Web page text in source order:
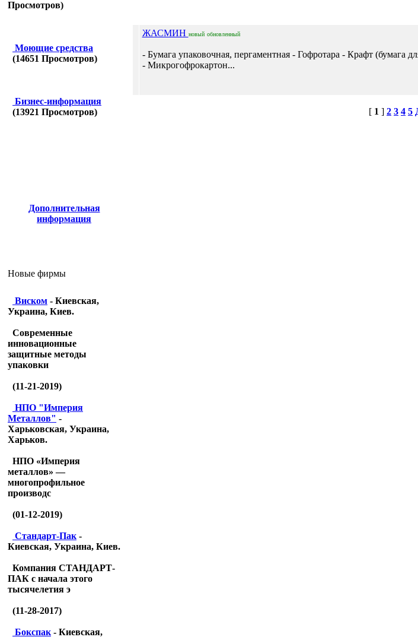
Просмотров)
Моющие средства
(14651 Просмотров)
Бизнес-информация
(13921 Просмотров)
Дополнительная
информация
Новые фирмы
Виском - Киевская,
Украина, Киев.
Современные
инновационные
защитные методы
упаковки
(11-21-2019)
НПО "Империя
Металлов" -
Харьковская, Украина,
Харьков.
НПО «Империя
металлов» —
многопрофильное
производс
(01-12-2019)
Стандарт-Пак -
Киевская, Украина, Киев.
Компания СТАНДАРТ-
ПАК с начала этого
тысячелетия э
(11-28-2017)
Бокспак - Киевская,
ЖАСМИН новый обновленный
- Бумага упаковочная, пергаментная - Гофротара - Крафт (бумага
- Микрогофрокартон...
[ 1 ] 2 3 4 5